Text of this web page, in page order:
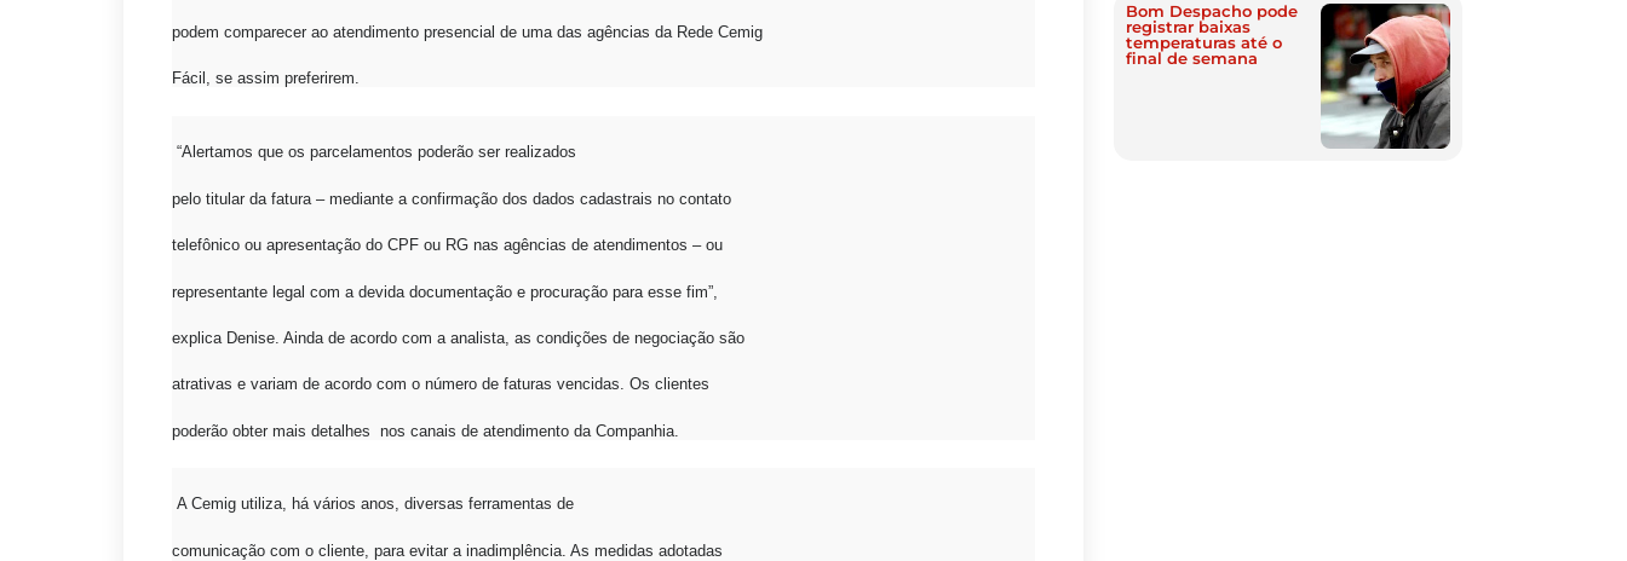
podem comparecer ao atendimento presencial de uma das agências da Rede Cemig
Fácil, se assim preferirem.
“Alertamos que os parcelamentos poderão ser realizados
pelo titular da fatura – mediante a confirmação dos dados cadastrais no contato
telefônico ou apresentação do CPF ou RG nas agências de atendimentos – ou
representante legal com a devida documentação e procuração para esse fim”,
explica Denise. Ainda de acordo com a analista, as condições de negociação são
atrativas e variam de acordo com o número de faturas vencidas. Os clientes
poderão obter mais detalhes nos canais de atendimento da Companhia.
A Cemig utiliza, há vários anos, diversas ferramentas de
comunicação com o cliente, para evitar a inadimplência. As medidas adotadas
Bom Despacho pode
registrar baixas
temperaturas até o
final de semana